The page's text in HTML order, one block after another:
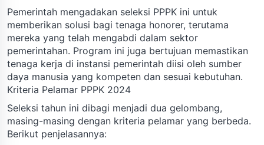
Pemerintah mengadakan seleksi PPPK ini untuk
memberikan solusi bagi tenaga honorer, terutama
mereka yang telah mengabdi dalam sektor
pemerintahan. Program ini juga bertujuan memastikan
tenaga kerja di instansi pemerintah diisi oleh sumber
daya manusia yang kompeten dan sesuai kebutuhan.
Kriteria Pelamar PPPK 2024
Seleksi tahun ini dibagi menjadi dua gelombang,
masing-masing dengan kriteria pelamar yang berbeda.
Berikut penjelasannya: